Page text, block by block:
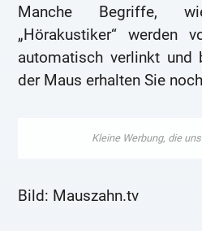
Manche Begriffe,
„Hörakustiker“ werden
automatisch verlinkt und
der Maus erhalten Sie
Bild: Mauszahn.tv